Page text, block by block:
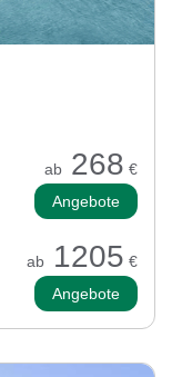
ab 268 €
Angebote
ab 1205 €
Angebote